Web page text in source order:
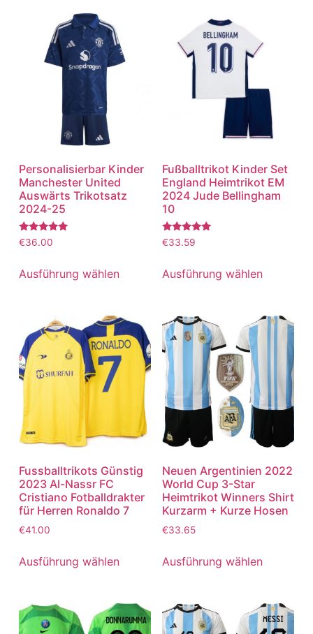
Personalisierbar Kinder
Manchester United
Auswärts Trikotsatz
2024-25
Bewertet
mit
von 5
€36.00
Ausführung wählen
Fußballtrikot Kinder Set
England Heimtrikot EM
2024 Jude Bellingham
10
Bewertet
mit
von 5
€33.59
Ausführung wählen
Fussballtrikots Günstig
2023 Al-Nassr FC
Cristiano Fotballdrakter
für Herren Ronaldo 7
€41.00
Ausführung wählen
Neuen Argentinien 2022
World Cup 3-Star
Heimtrikot Winners Shirt
Kurzarm + Kurze Hosen
€33.65
Ausführung wählen